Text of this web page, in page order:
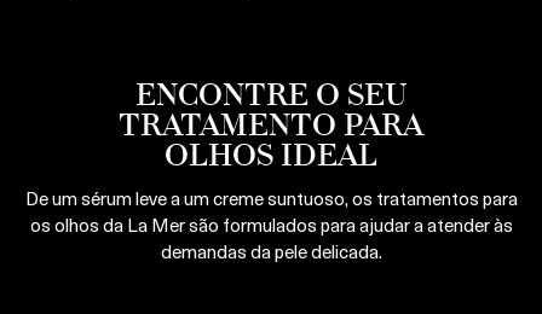
ENCONTRE O SEU
TRATAMENTO PARA
OLHOS IDEAL
De um sérum leve a um creme suntuoso, os tratamentos para
os olhos da La Mer são formulados para ajudar a atender às
demandas da pele delicada.